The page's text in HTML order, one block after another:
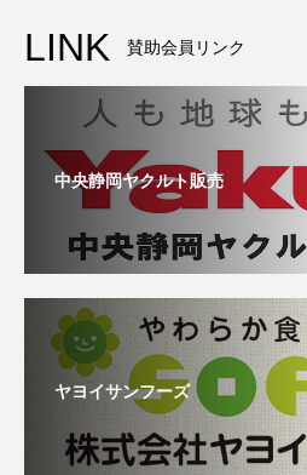
LINK 賛助会員リンク
中央静岡ヤクルト販売
ヤヨイサンフーズ